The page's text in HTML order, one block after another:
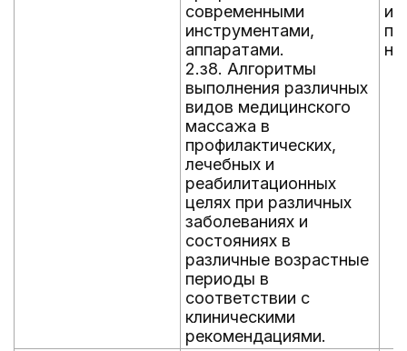
современными
инструментами,
аппаратами.
2.з8. Алгоритмы
выполнения различных
видов медицинского
массажа в
профилактических,
лечебных и
реабилитационных
целях при различных
заболеваниях и
состояниях в
различные возрастные
периоды в
соответствии с
клиническими
рекомендациями.
и